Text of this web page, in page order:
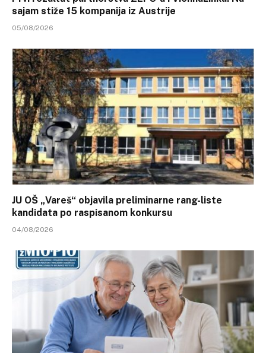
sajam stiže 15 kompanija iz Austrije
05/08/2026
JU OŠ „Vareš“ objavila preliminarne rang-liste
kandidata po raspisanom konkursu
04/08/2026